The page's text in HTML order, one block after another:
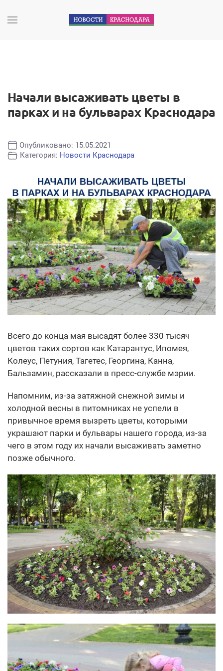
Начали высаживать цветы в
парках и на бульварах Краснодара
Опубликовано: 15.05.2021
Категория: Новости Краснодара
Всего до конца мая высадят более 330 тысяч
цветов таких сортов как Катарантус, Ипомея,
Колеус, Петуния, Тагетес, Георгина, Канна,
Бальзамин, рассказали в пресс-службе мэрии.
Напомним, из-за затяжной снежной зимы и
холодной весны в питомниках не успели в
привычное время вызреть цветы, которыми
украшают парки и бульвары нашего города, из-за
чего в этом году их начали высаживать заметно
позже обычного.